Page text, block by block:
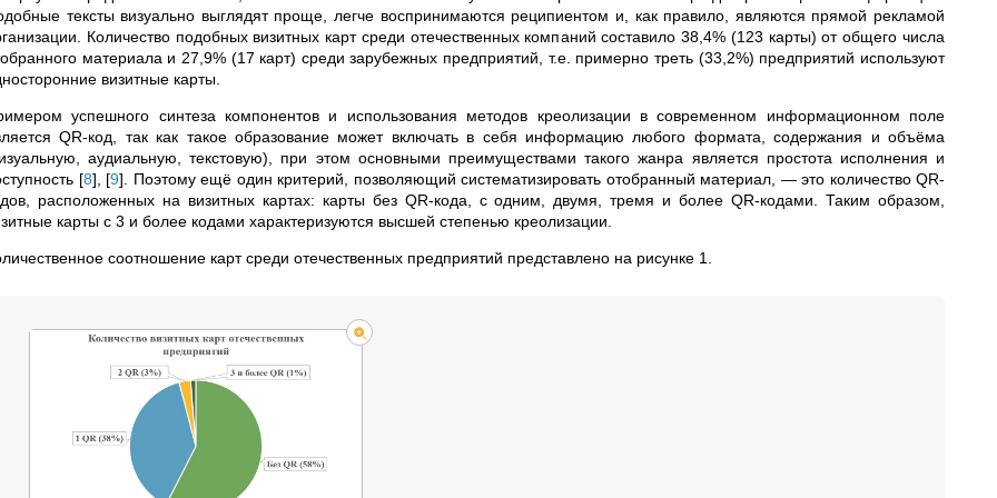
тексты визуально выглядят проще, легче воспринимаются реципиентом и, как правило, являются прямой рекламой
Количество подобных визитных карт среди отечественных компаний составило 38,4% (123 карты) от общего числа
материала и 27,9% (17 карт) среди зарубежных предприятий, т.е. примерно треть (33,2%) предприятий используют
визитные карты.
успешного синтеза компонентов и использования методов креолизации в современном информационном поле
QR-код, так как такое образование может включать в себя информацию любого формата, содержания и объёма
аудиальную, текстовую), при этом основными преимуществами такого жанра является простота исполнения и
[8] [9] . Поэтому ещё один критерий, позволяющий систематизировать отобранный материал, — это количество QR-
расположенных на визитных картах: карты без QR-кода, с одним, двумя, тремя и более QR-кодами. Таким образом,
карты с 3 и более кодами характеризуются высшей степенью креолизации.
соотношение карт среди отечественных предприятий представлено на рисунке 1.